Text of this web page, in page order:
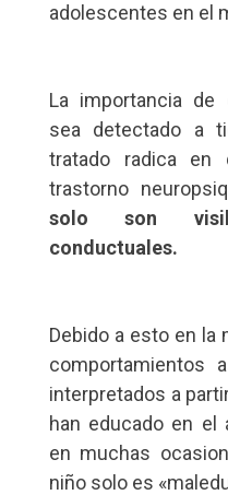
adolescentes en el
La importancia de
sea detectado a
tratado radica
trastorno
solo son
conductuales.
Debido a esto en la
comportamientos
interpretados a
han educado en el
en muchas
niño solo es